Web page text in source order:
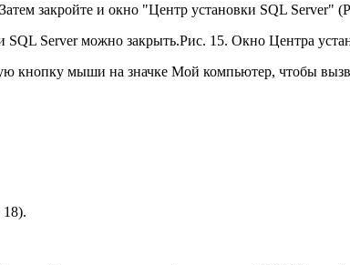
закройте и окно "Центр установки SQL Server"
Рис. 15. Окно Центра
кнопку мыши на значке Мой компьютер, чтобы
18).